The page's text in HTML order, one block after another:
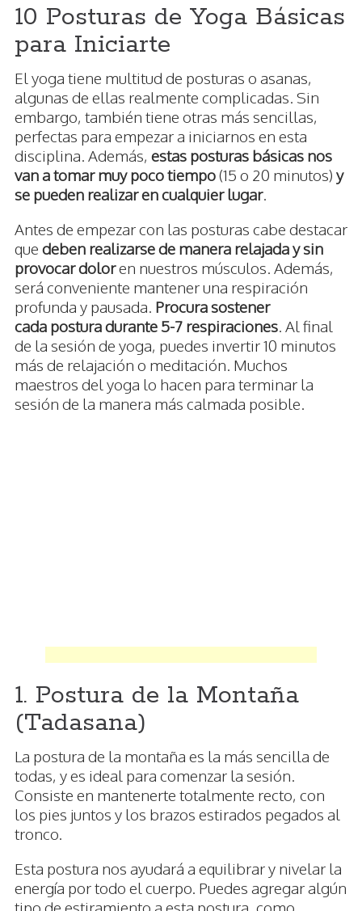
10 Posturas de Yoga Básicas
para Iniciarte
El yoga tiene multitud de posturas o asanas,
algunas de ellas realmente complicadas. Sin
embargo, también tiene otras más sencillas,
perfectas para empezar a iniciarnos en esta
disciplina. Además, estas posturas básicas nos
van a tomar muy poco tiempo(15 o 20 minutos) y
se pueden realizar en cualquier lugar.
Antes de empezar con las posturas cabe destacar
que deben realizarse de manera relajada y sin
provocar doloren nuestros músculos. Además,
será conveniente mantener una respiración
profunda y pausada. Procura sostener
cada postura durante 5-7 respiraciones. Al final
de la sesión de yoga, puedes invertir 10 minutos
más de relajación o meditación. Muchos
maestros del yoga lo hacen para terminar la
sesión de la manera más calmada posible.
1. Postura de la Montaña
(Tadasana)
La postura de la montaña es la más sencilla de
todas, y es ideal para comenzar la sesión.
Consiste en mantenerte totalmente recto, con
los pies juntos y los brazos estirados pegados al
tronco.
Esta postura nos ayudará a equilibrar y nivelar la
energía por todo el cuerpo. Puedes agregar algún
tipo de estiramiento a esta postura, como